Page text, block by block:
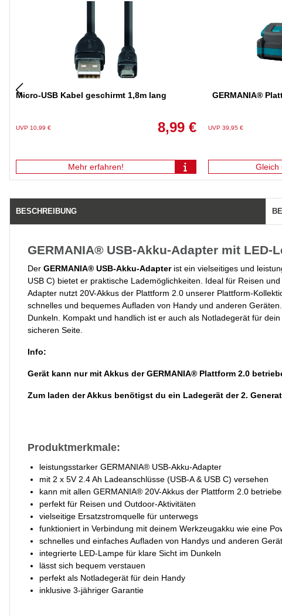
Micro-USB Kabel geschirmt 1,8m lang
UVP 10,99 € 8,99 €
Mehr erfahren!
GERMANIA®
UVP 39,95 €
Gleich
BESCHREIBUNG
GERMANIA® USB-Akku-Adapter mit LED-
Der GERMANIA® USB-Akku-Adapterist ein vielseitiges und
USB C) bietet er praktische Lademöglichkeiten. Ideal für Reisen
Adapter nutzt 20V-Akkus der Plattform 2.0 unserer Plattform-
schnelles und bequemes Aufladen von Handy und anderen
Dunkeln. Kompakt und handlich ist er auch als Notladegerät für
sicheren Seite.
Info:
Gerät kann nur mit Akkus der GERMANIA® Plattform 2.0
Zum laden der Akkus benötigst du ein Ladegerät der 2.
Produktmerkmale:
leistungsstarker GERMANIA® USB-Akku-Adapter
mit 2 x 5V 2.4 Ah Ladeanschlüsse (USB-A & USB C) versehen
kann mit allen GERMANIA® 20V-Akkus der Plattform 2.0
perfekt für Reisen und Outdoor-Aktivitäten
vielseitige Ersatzstromquelle für unterwegs
funktioniert in Verbindung mit deinem Werkzeugakku wie eine
schnelles und einfaches Aufladen von Handys und anderen
integrierte LED-Lampe für klare Sicht im Dunkeln
lässt sich bequem verstauen
perfekt als Notladegerät für dein Handy
inklusive 3-jähriger Garantie